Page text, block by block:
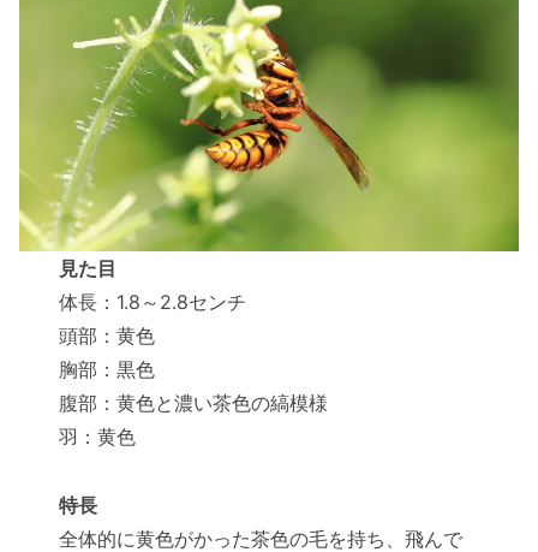
見た目
体長：1.8～2.8センチ
頭部：黄色
胸部：黒色
腹部：黄色と濃い茶色の縞模様
羽：黄色
特長
全体的に黄色がかった茶色の毛を持ち、飛んで